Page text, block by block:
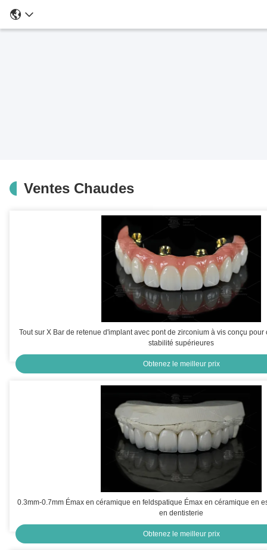
Ventes Chaudes
Tout sur X Bar de retenue d'implant avec pont de zirconium à vis conçu
stabilité supérieures
Obtenez le meilleur prix
0.3mm-0.7mm Émax en céramique en feldspatique Émax en céramique en
en dentisterie
Obtenez le meilleur prix